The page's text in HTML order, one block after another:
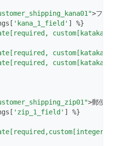
>フリ
'kana_1_field' ] %}
>郵便
'zip_1_field' ] %}